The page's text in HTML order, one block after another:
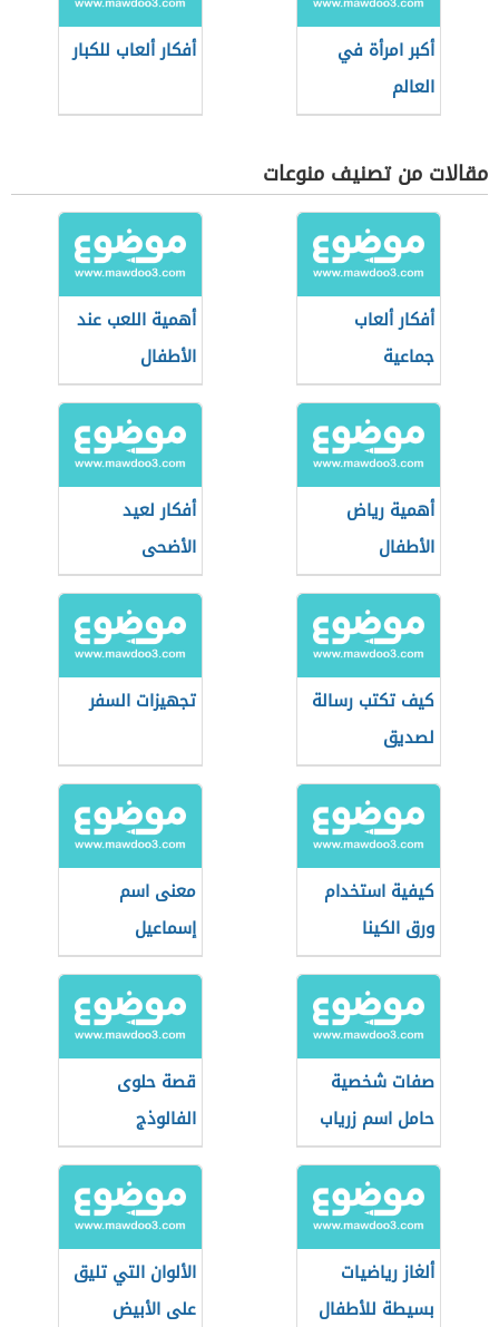
أكبر امرأة في
العالم
أفكار ألعاب للكبار
مقالات من تصنيف منوعات
أفكار ألعاب
جماعية
أهمية اللعب عند
الأطفال
أهمية رياض
الأطفال
أفكار لعيد
الأضحى
كيف تكتب رسالة
لصديق
تجهيزات السفر
كيفية استخدام
ورق الكينا
معنى اسم
إسماعيل
صفات شخصية
حامل اسم زرياب
قصة حلوى
الفالوذج
ألغاز رياضيات
بسيطة للأطفال
الألوان التي تليق
على الأبيض